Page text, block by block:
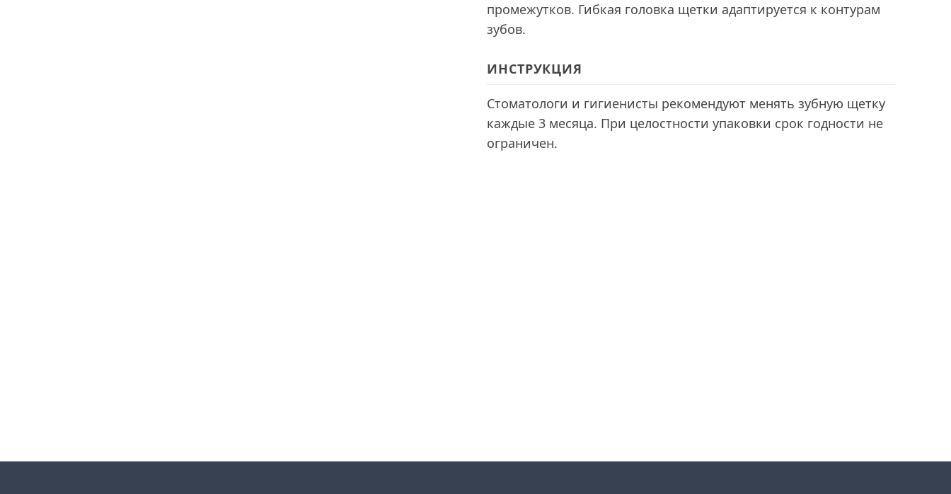
промежутков. Гибкая головка щетки адаптируется к контурам
зубов.
ИНСТРУКЦИЯ
Стоматологи и гигиенисты рекомендуют менять зубную щетку
каждые 3 месяца. При целостности упаковки срок годности не
ограничен.